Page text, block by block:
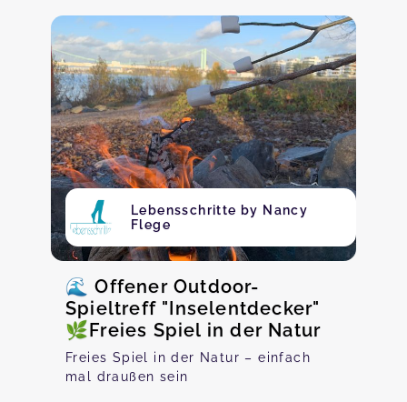
Lebensschritte by Nancy
Flege
🌊 Offener Outdoor-
Spieltreff "Inselentdecker"
🌿Freies Spiel in der Natur
Freies Spiel in der Natur – einfach
mal draußen sein